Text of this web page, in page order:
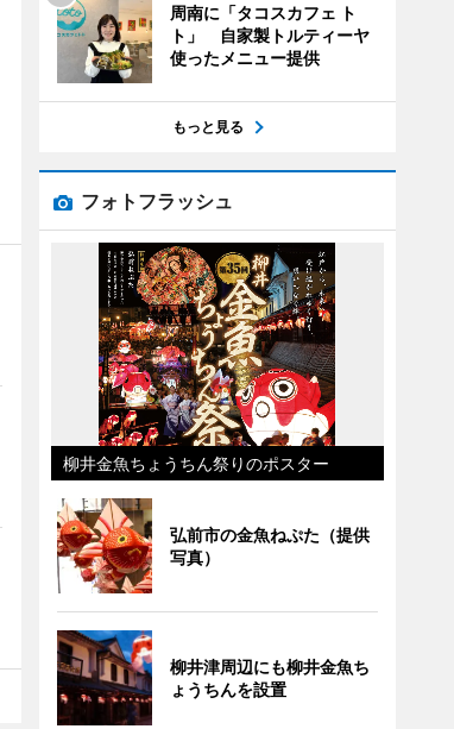
周南に「タコスカフェ ト
ト」 自家製トルティーヤ
使ったメニュー提供
もっと見る
フォトフラッシュ
柳井金魚ちょうちん祭りのポスター
弘前市の金魚ねぷた（提供
写真）
柳井津周辺にも柳井金魚ち
ょうちんを設置